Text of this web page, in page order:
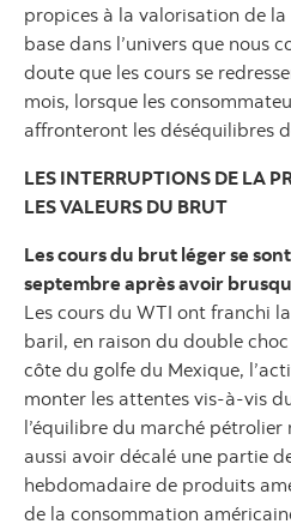
propices à la valorisation de
base dans l’univers que nous
doute que les cours se
mois, lorsque les
affronteront les déséquilibres
LES INTERRUPTIONS DE LA
LES VALEURS DU BRUT
Les cours du brut léger se
septembre après avoir
Les cours du WTI ont franchi
baril, en raison du double
côte du golfe du Mexique,
monter les attentes vis-à-vis
l’équilibre du marché
aussi avoir décalé une partie
hebdomadaire de produits
de la consommation